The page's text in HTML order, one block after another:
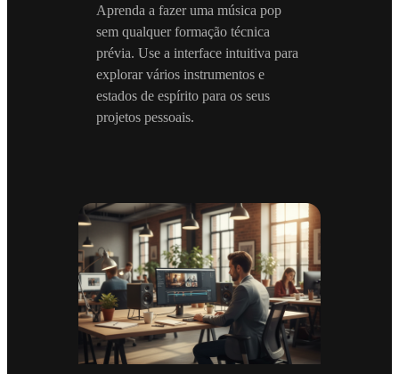
Aprenda a fazer uma música pop
sem qualquer formação técnica
prévia. Use a interface intuitiva para
explorar vários instrumentos e
estados de espírito para os seus
projetos pessoais.